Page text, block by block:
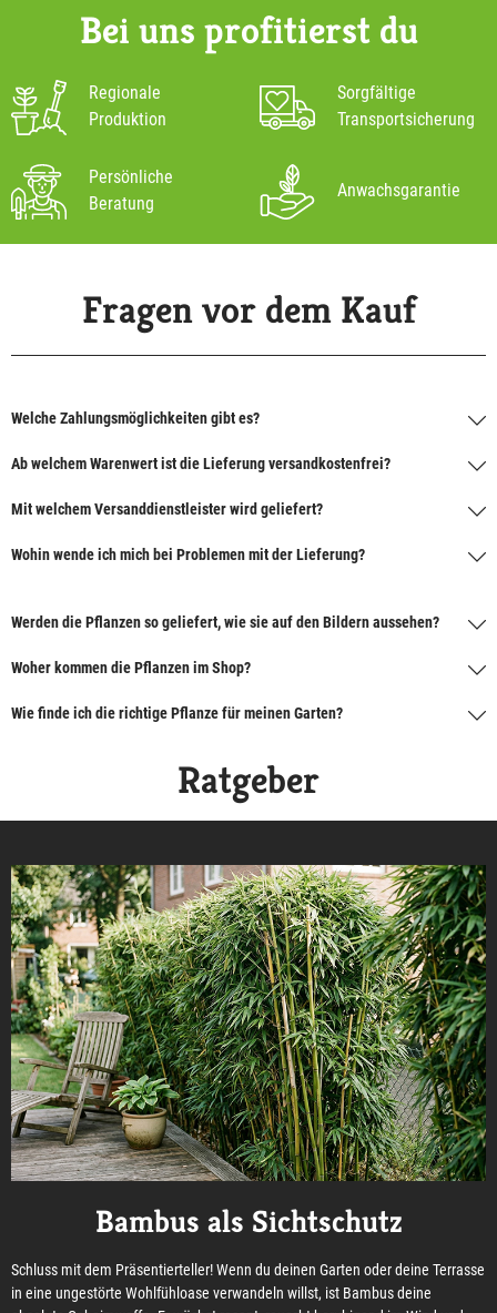
Bei uns profitierst du
Regionale
Produktion
Sorgfältige
Transportsicherung
Persönliche
Beratung
Anwachsgarantie
Fragen vor dem Kauf
Welche Zahlungsmöglichkeiten gibt es?
Ab welchem Warenwert ist die Lieferung versandkostenfrei?
Mit welchem Versanddienstleister wird geliefert?
Wohin wende ich mich bei Problemen mit der Lieferung?
Werden die Pflanzen so geliefert, wie sie auf den Bildern aussehen?
Woher kommen die Pflanzen im Shop?
Wie finde ich die richtige Pflanze für meinen Garten?
Ratgeber
Bambus als Sichtschutz
Schluss mit dem Präsentierteller! Wenn du deinen Garten oder deine Terrasse
in eine ungestörte Wohlfühloase verwandeln willst, ist Bambus deine